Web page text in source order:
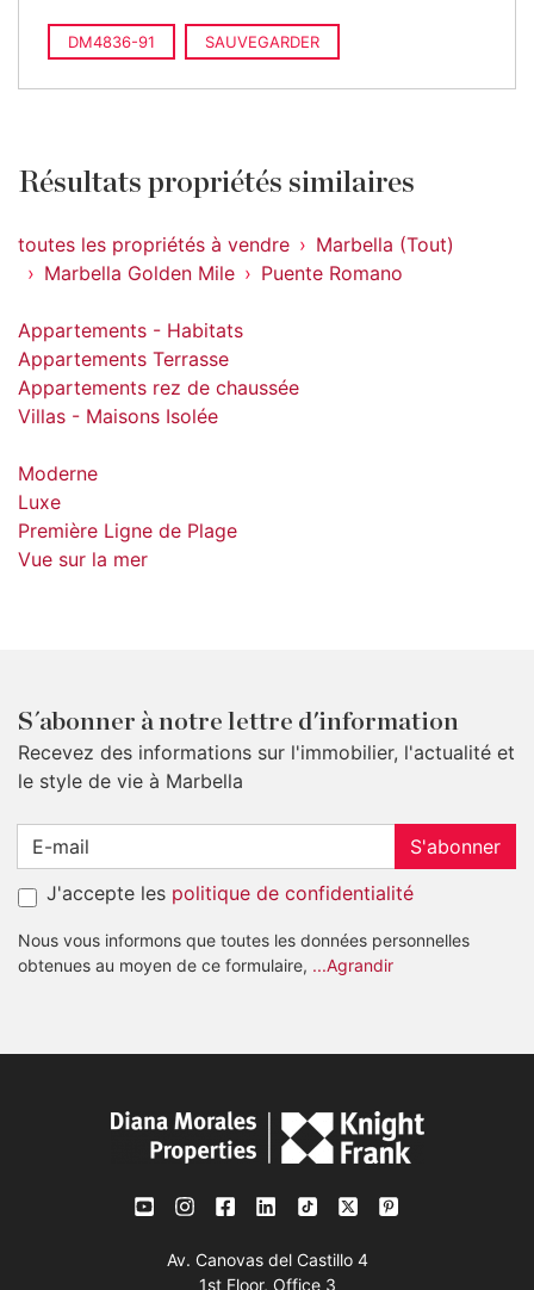
DM4836-91 SAUVEGARDER
Résultats propriétés similaires
toutes les propriétés à vendre
Marbella (Tout)
Marbella Golden Mile
Puente Romano
Appartements - Habitats
Appartements Terrasse
Appartements rez de chaussée
Villas - Maisons Isolée
Moderne
Luxe
Première Ligne de Plage
Vue sur la mer
S´abonner à notre lettre d'information
Recevez des informations sur l'immobilier, l'actualité et
le style de vie à Marbella
S'abonner
J'accepte les politique de confidentialité
Nous vous informons que toutes les données personnelles
obtenues au moyen de ce formulaire, ...Agrandir
Av. Canovas del Castillo 4
1st Floor, Office 3